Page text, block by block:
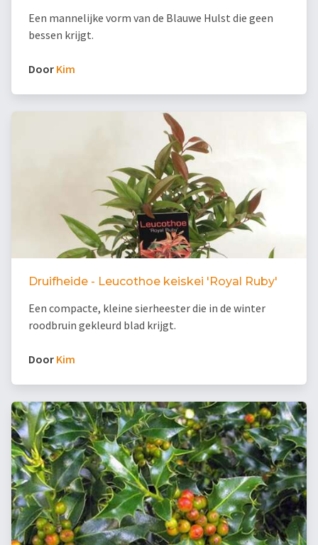
Een mannelijke vorm van de Blauwe Hulst die geen
bessen krijgt.
Door Kim
Druifheide - Leucothoe keiskei 'Royal Ruby'
Een compacte, kleine sierheester die in de winter
roodbruin gekleurd blad krijgt.
Door Kim